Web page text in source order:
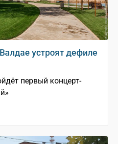
устроят дефиле
первый концерт-